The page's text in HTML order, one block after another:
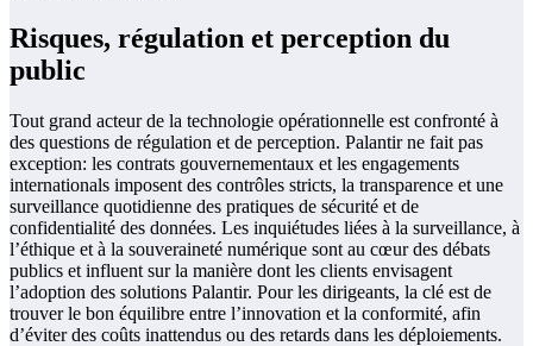
Risques, régulation et perception du
public
Tout grand acteur de la technologie opérationnelle est confronté à
des questions de régulation et de perception. Palantir ne fait pas
exception: les contrats gouvernementaux et les engagements
internationals imposent des contrôles stricts, la transparence et une
surveillance quotidienne des pratiques de sécurité et de
confidentialité des données. Les inquiétudes liées à la surveillance, à
l’éthique et à la souveraineté numérique sont au cœur des débats
publics et influent sur la manière dont les clients envisagent
l’adoption des solutions Palantir. Pour les dirigeants, la clé est de
trouver le bon équilibre entre l’innovation et la conformité, afin
d’éviter des coûts inattendus ou des retards dans les déploiements.